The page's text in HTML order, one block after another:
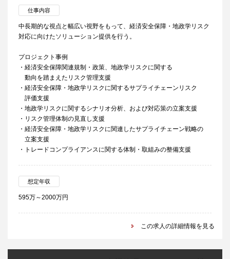
仕事内容
中長期的な視点と幅広い視野をもって、経済安全保障・地政学リスク
対応に向けたソリューション提供を行う。
プロジェクト事例
・経済安全保障関連規制・政策、地政学リスクに関する
動向を踏まえたリスク管理支援
・経済安全保障・地政学リスクに関するサプライチェーンリスク
評価支援
・地政学リスクに関するシナリオ分析、および対応策の立案支援
・リスク管理体制の見直し支援
・経済安全保障・地政学リスクに関連したサプライチェーン戦略の
立案支援
・トレードコンプライアンスに関する体制・取組みの整備支援
想定年収
595万～2000万円
この求人の詳細情報を見る